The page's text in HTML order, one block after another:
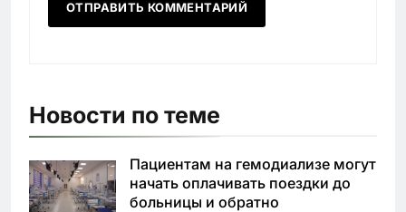
Новости по теме
Пациентам на гемодиализе могут
начать оплачивать поездки до
больницы и обратно